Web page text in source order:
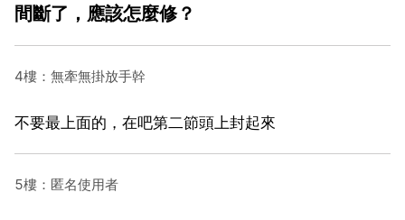
間斷了，應該怎麼修？
4樓：無牽無掛放手幹
不要最上面的，在吧第二節頭上封起來
5樓：匿名使用者